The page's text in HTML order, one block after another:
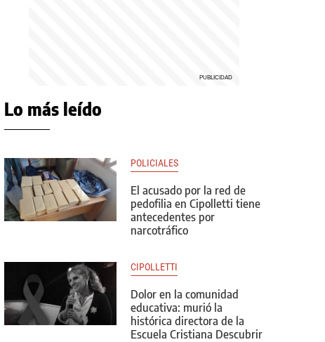
Lo más leído
POLICIALES
El acusado por la red de
pedofilia en Cipolletti tiene
antecedentes por
narcotráfico
CIPOLLETTI
Dolor en la comunidad
educativa: murió la
histórica directora de la
Escuela Cristiana Descubrir